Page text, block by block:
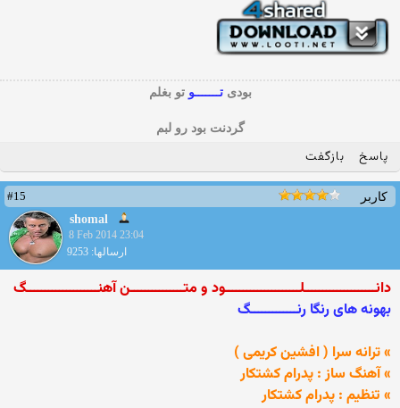
بودیتـــــــوتو بغلم
گردنت بود رو لبم
پاسخ بازگفت
کاربر
#15
shomal
8 Feb 2014 23:04
ارسالها: 9253
دانــــــــــــــــــــلـــــــــــــــــــــود و متـــــــــــــــن آهنــــــــــــــــــــگ
بهونه های رنگا رنـــــــــــــگ
» ترانه سرا ( افشين كريمی )
» آهنگ ساز : پدرام کشتکار
» تنظیم : پدرام کشتکار